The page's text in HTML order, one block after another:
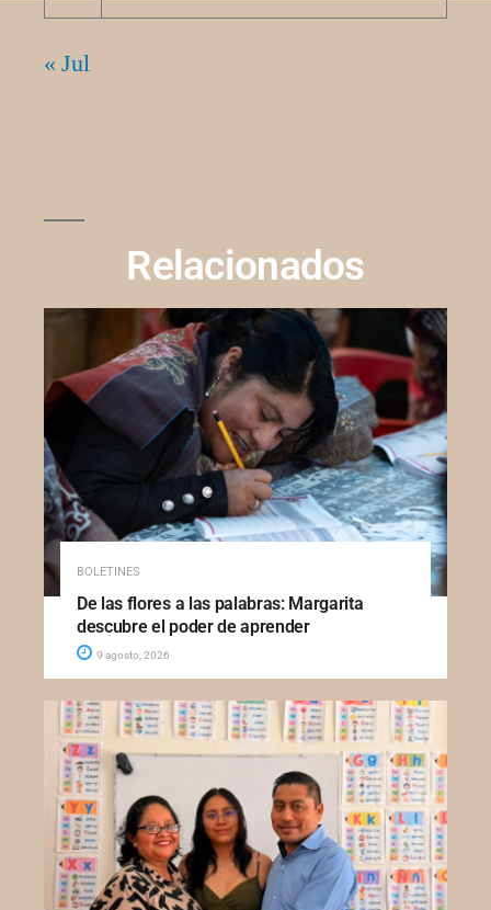
« Jul
Relacionados
BOLETINES
De las flores a las palabras: Margarita
descubre el poder de aprender
9 agosto, 2026